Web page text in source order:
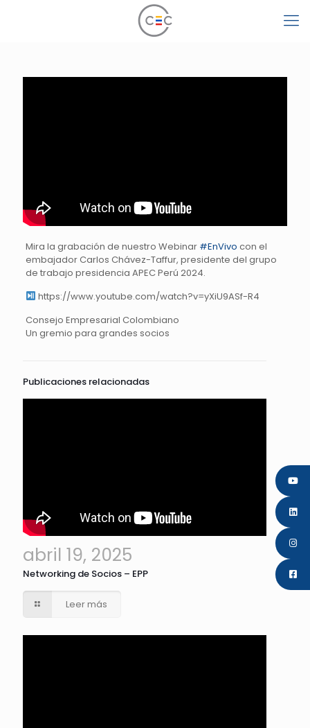
Mira la grabación de nuestro Webinar #EnVivo con el
embajador Carlos Chávez-Taffur, presidente del grupo
de trabajo presidencia APEC Perú 2024.
https://www.youtube.com/watch?v=yXiU9ASf-R4
Consejo Empresarial Colombiano
Un gremio para grandes socios
Publicaciones relacionadas
abril 19, 2025
Networking de Socios – EPP
Leer más